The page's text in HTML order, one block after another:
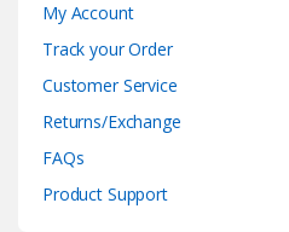
My Account
Track your Order
Customer Service
Returns/Exchange
FAQs
Product Support